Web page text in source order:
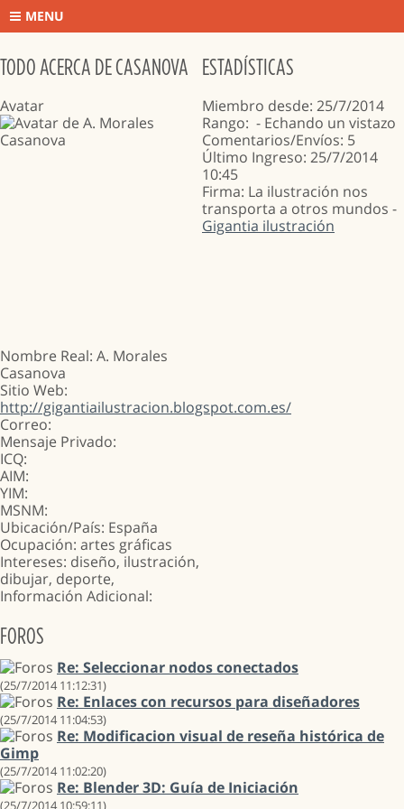
MENU
TODO ACERCA DE CASANOVA
Avatar
Nombre Real: A. Morales
Casanova
Sitio Web:
http://gigantiailustracion.blogspot.com.es/
Correo:
Mensaje Privado:
ICQ:
AIM:
YIM:
MSNM:
Ubicación/País: España
Ocupación: artes gráficas
Intereses: diseño, ilustración,
dibujar, deporte,
Información Adicional:
ESTADÍSTICAS
Miembro desde: 25/7/2014
Rango: - Echando un vistazo
Comentarios/Envíos: 5
Último Ingreso: 25/7/2014
10:45
Firma: La ilustración nos
transporta a otros mundos -
Gigantia ilustración
FOROS
Re: Seleccionar nodos conectados
(25/7/2014 11:12:31)
Re: Enlaces con recursos para diseñadores
(25/7/2014 11:04:53)
Re: Modificacion visual de reseña histórica de
Gimp
(25/7/2014 11:02:20)
Re: Blender 3D: Guía de Iniciación
(25/7/2014 10:59:11)